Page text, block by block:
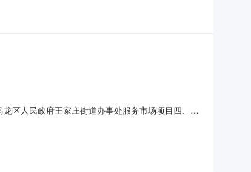
区人民政府王家庄街道办事处服务市场项目四、采
民政府王家庄街道办事处联系人：杨春元联系电